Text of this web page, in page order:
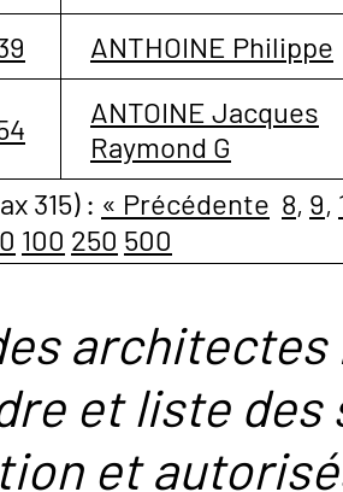
ANTHOINE Philippe
ANTOINE Jacques
Raymond G
315) : « Précédente 8, 9,
100 250 500
et liste
et